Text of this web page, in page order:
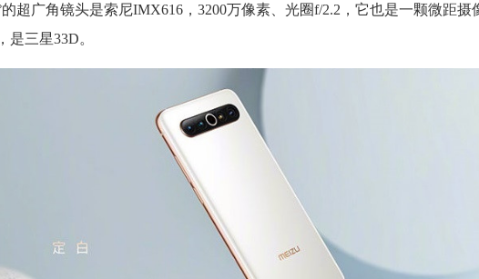
超广角镜头是索尼IMX616，3200万像素、光圈f/2.2，它也是一颗微距摄
是三星33D。